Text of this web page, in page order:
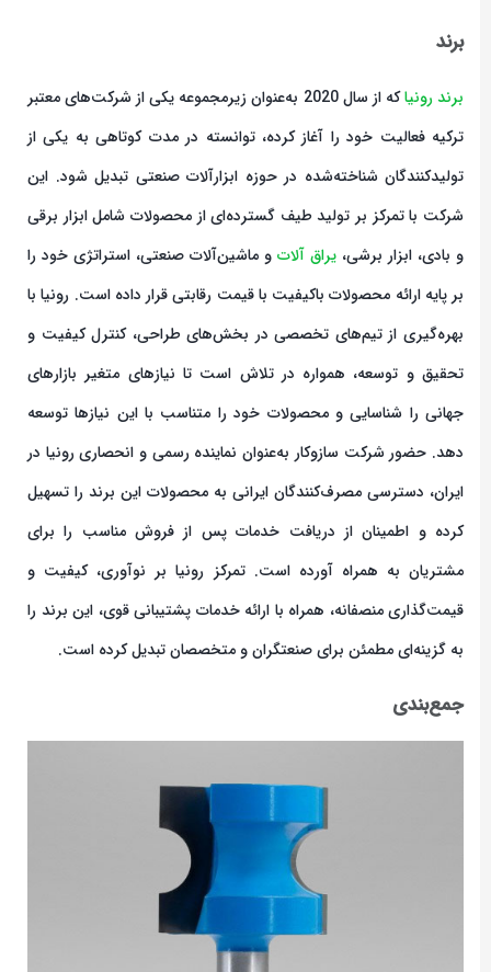
برند
برند رونیا
که از سال 2020 به‌عنوان زیرمجموعه یکی از شرکت‌های معتبر
ترکیه فعالیت خود را آغاز کرده، توانسته در مدت کوتاهی به یکی از
تولیدکنندگان شناخته‌شده در حوزه ابزارآلات صنعتی تبدیل شود. این
شرکت با تمرکز بر تولید طیف گسترده‌ای از محصولات شامل ابزار برقی
و بادی، ابزار برشی،یراق آلاتو ماشین‌آلات صنعتی، استراتژی خود را
بر پایه ارائه محصولات باکیفیت با قیمت رقابتی قرار داده است. رونیا با
بهره‌گیری از تیم‌های تخصصی در بخش‌های طراحی، کنترل کیفیت و
تحقیق و توسعه، همواره در تلاش است تا نیازهای متغیر بازارهای
جهانی را شناسایی و محصولات خود را متناسب با این نیازها توسعه
دهد. حضور شرکت سازوکار به‌عنوان نماینده رسمی و انحصاری رونیا در
ایران، دسترسی مصرف‌کنندگان ایرانی به محصولات این برند را تسهیل
کرده و اطمینان از دریافت خدمات پس از فروش مناسب را برای
مشتریان به همراه آورده است. تمرکز رونیا بر نوآوری، کیفیت و
قیمت‌گذاری منصفانه، همراه با ارائه خدمات پشتیبانی قوی، این برند را
به گزینه‌ای مطمئن برای صنعتگران و متخصصان تبدیل کرده است.
جمع‌بندی